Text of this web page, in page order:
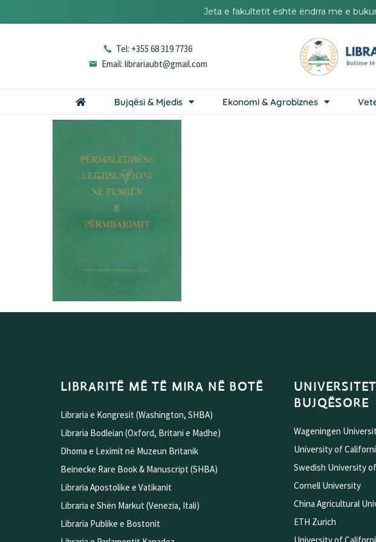
Jeta e fakultetit është ëndrra më e
Tel: +355 68 319 7736
Email: librariaubt@gmail.com
Bujqësi & Mjedis Ekonomi & Agrobiznes
LIBRARITË MË TË MIRA NË BOTË
Libraria e Kongresit (Washington, SHBA)
Libraria Bodleian (Oxford, Britani e Madhe)
Dhoma e Leximit në Muzeun Britanik
Beinecke Rare Book & Manuscript (SHBA)
Libraria Apostolike e Vatikanit
Libraria e Shën Markut (Venezia, Itali)
Libraria Publike e Bostonit
BUJQËSORE
Wageningen
University of
Swedish University
Cornell University
China Agricultural
ETH Zurich